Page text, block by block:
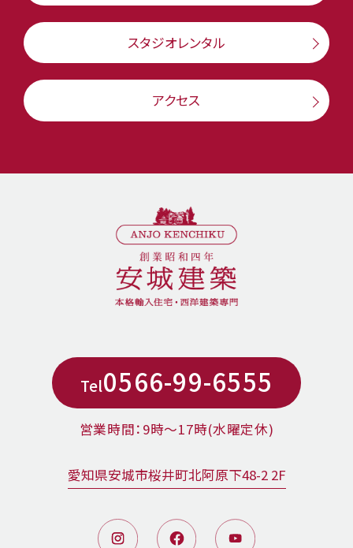
スタジオレンタル
アクセス
Tel0566-99-6555
営業時間：9時〜17時(水曜定休)
愛知県安城市桜井町北阿原下48-2 2F